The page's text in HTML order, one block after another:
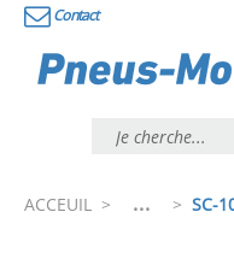
Contact
ACCEUIL > ... > SC-